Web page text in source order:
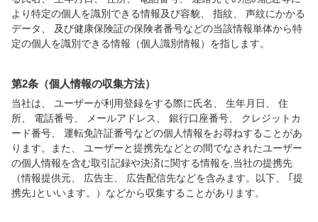
より特定の個人を識別できる情報及び容貌、 指紋、 声紋にかかる
データ、 及び健康保険証の保険者番号などの当該情報単体から特
定の個人を識別できる情報（個人識別情報）を指します。
第2条（個人情報の収集方法）
当社は、 ユーザーが利用登録をする際に氏名、 生年月日、 住
所、 電話番号、 メールアドレス、 銀行口座番号、 クレジットカ
ード番号、 運転免許証番号などの個人情報をお尋ねすることがあ
ります。また、 ユーザーと提携先などとの間でなされたユーザー
の個人情報を含む取引記録や決済に関する情報を,当社の提携先
（情報提供元、 広告主、 広告配信先などを含みます。以下、 ｢提
携先｣といいます。）などから収集することがあります。